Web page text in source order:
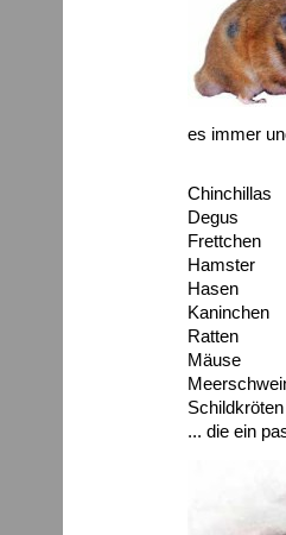
es immer
Chinchillas
Degus
Frettchen
Hamster
Hasen
Kaninchen
Ratten
Mäuse
Schildkröten
... die ein